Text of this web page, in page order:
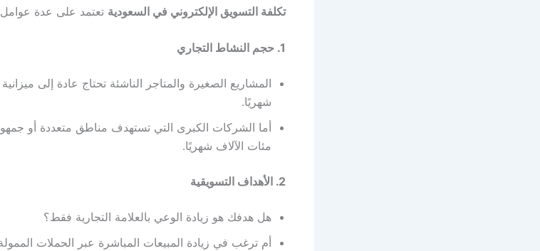
تكلفة التسويق الإلكتروني في السعودية تعتمد على عدة عوامل
1. حجم النشاط التجاري
المشاريع الصغيرة والمتاجر الناشئة تحتاج عادة إلى
شهريًا.
أما الشركات الكبرى التي تستهدف مناطق متعددة أو
مئات الآلاف شهريًا.
2. الأهداف التسويقية
هل هدفك هو زيادة الوعي بالعلامة التجارية فقط؟
أم ترغب في زيادة المبيعات المباشرة عبر الحملات